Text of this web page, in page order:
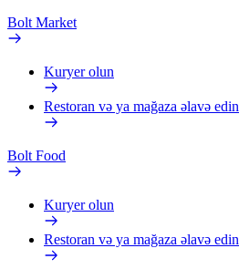
Bolt Market
Kuryer olun
Restoran və ya mağaza əlavə edin
Bolt Food
Kuryer olun
Restoran və ya mağaza əlavə edin